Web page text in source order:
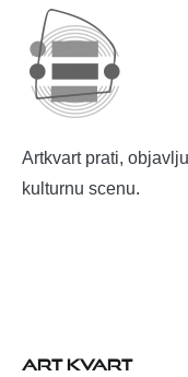
Artkvart prati,
kulturnu scenu.
ART KVART